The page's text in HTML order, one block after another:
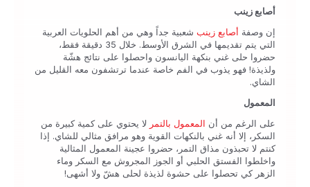
أصابع زينب
إن وصفة أصابع زينب شعبية جداً وهي من أهم الحلويات العربية
التي يتم تقديمها في الشرق الأوسط. خلال 35 دقيقة فقط،
‏حضروا حلى غني بنكهة اليانسون واحصلوا على نتائج هشّة
ولذيذة! فهو يذوب في الفم خاصة عندما ترتشفون معه القليل من
‏الشاي.‏
المعمول ‏
على الرغم من أن المعمول بالتمر لا يحتوي على كمية كبيرة من
السكر، إلا أنه غني بالنكهات القوية وهو مرافق مثالي ‏للشاي. إذا
كنتم لا تحبذون مذاق التمر، حضروا عجينة المعمول المثالية
واخلطوا الفستق الحلبي أو الجوز المجروش مع ‏السكر وماء
الزهر كي تحصلوا على حشوة لذيذة لحلى هشّ ولا أشهى!‏‎ ‎